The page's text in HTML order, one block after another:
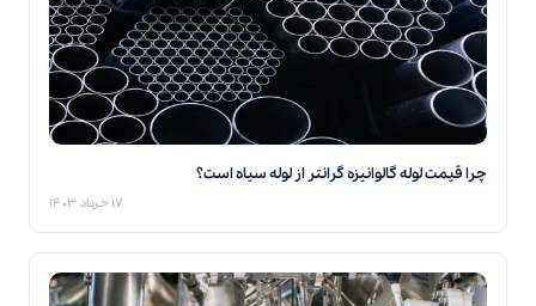
چرا قیمت لوله گالوانیزه گرانتر از لوله سیاه است؟
۱۷ خرداد ۱۴۰۳